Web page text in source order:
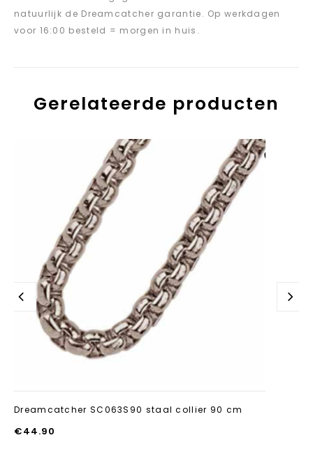
natuurlijk de Dreamcatcher garantie. Op werkdagen
voor 16:00 besteld = morgen in huis.
Gerelateerde producten
Dreamcatcher SC063S90 staal collier 90 cm
€44.90